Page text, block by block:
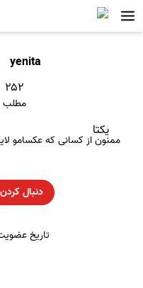
yenita
۲۵۲
مطلب
یکتا
ممنون از کسانی که عکسامو
دنبال کردن
تاریخ